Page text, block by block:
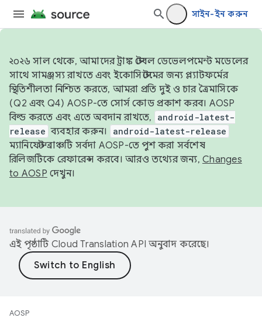
সাইন-ইন করুন
২০২৬ সাল থেকে, আমাদের ট্রাঙ্ক স্টেবল ডেভেলপমেন্ট মডেলের
সাথে সামঞ্জস্য রাখতে এবং ইকোসিস্টেমের জন্য প্ল্যাটফর্মের
স্থিতিশীলতা নিশ্চিত করতে, আমরা প্রতি দুই ও চার ত্রৈমাসিকে
(Q2 এবং Q4) AOSP-তে সোর্স কোড প্রকাশ করব। AOSP
বিল্ড করতে এবং এতে অবদান রাখতে,
android-latest-
release ব্যবহার করুন। android-latest-release
ম্যানিফেস্ট ব্রাঞ্চটি সর্বদা AOSP-তে পুশ করা সর্বশেষ
রিলিজটিকে রেফারেন্স করবে। আরও তথ্যের জন্য, Changes
to AOSP দেখুন।
এই পৃষ্ঠাটি Cloud Translation API অনুবাদ করেছে।
AOSP